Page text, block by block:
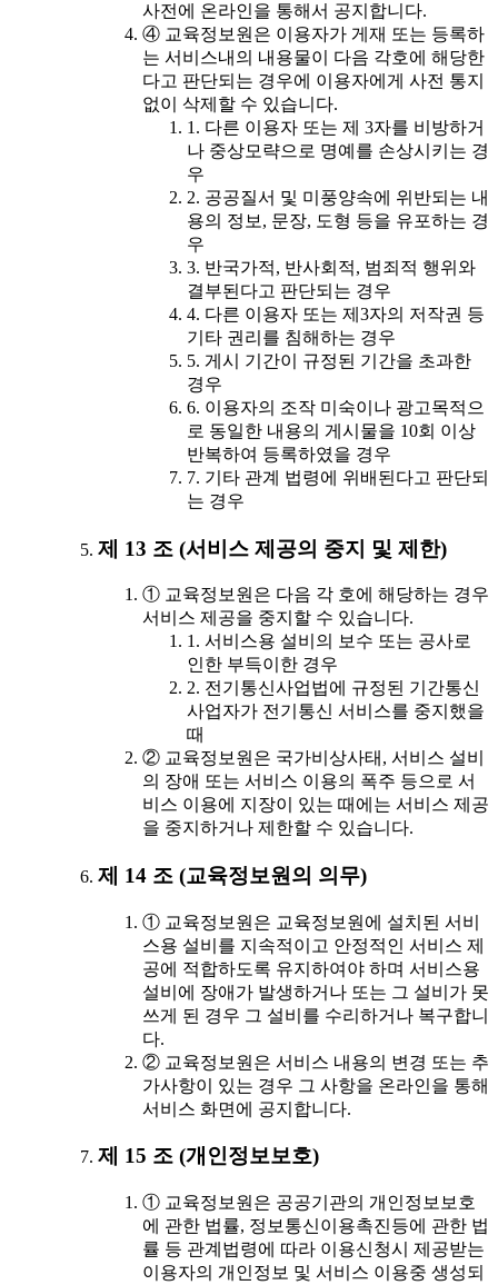
사전에 온라인을 통해서 공지합니다.
④ 교육정보원은 이용자가 게재 또는 등록하
는 서비스내의 내용물이 다음 각호에 해당한
다고 판단되는 경우에 이용자에게 사전 통지
없이 삭제할 수 있습니다.
1. 다른 이용자 또는 제 3자를 비방하거
나 중상모략으로 명예를 손상시키는 경
우
2. 공공질서 및 미풍양속에 위반되는 내
용의 정보, 문장, 도형 등을 유포하는 경
우
3. 반국가적, 반사회적, 범죄적 행위와
결부된다고 판단되는 경우
4. 다른 이용자 또는 제3자의 저작권 등
기타 권리를 침해하는 경우
5. 게시 기간이 규정된 기간을 초과한
경우
6. 이용자의 조작 미숙이나 광고목적으
로 동일한 내용의 게시물을 10회 이상
반복하여 등록하였을 경우
7. 기타 관계 법령에 위배된다고 판단되
는 경우
제 13 조 (서비스 제공의 중지 및 제한)
① 교육정보원은 다음 각 호에 해당하는 경우
서비스 제공을 중지할 수 있습니다.
1. 서비스용 설비의 보수 또는 공사로
인한 부득이한 경우
2. 전기통신사업법에 규정된 기간통신
사업자가 전기통신 서비스를 중지했을
때
② 교육정보원은 국가비상사태, 서비스 설비
의 장애 또는 서비스 이용의 폭주 등으로 서
비스 이용에 지장이 있는 때에는 서비스 제공
을 중지하거나 제한할 수 있습니다.
제 14 조 (교육정보원의 의무)
① 교육정보원은 교육정보원에 설치된 서비
스용 설비를 지속적이고 안정적인 서비스 제
공에 적합하도록 유지하여야 하며 서비스용
설비에 장애가 발생하거나 또는 그 설비가 못
쓰게 된 경우 그 설비를 수리하거나 복구합니
다.
② 교육정보원은 서비스 내용의 변경 또는 추
가사항이 있는 경우 그 사항을 온라인을 통해
서비스 화면에 공지합니다.
제 15 조 (개인정보보호)
① 교육정보원은 공공기관의 개인정보보호
에 관한 법률, 정보통신이용촉진등에 관한 법
률 등 관계법령에 따라 이용신청시 제공받는
이용자의 개인정보 및 서비스 이용중 생성되